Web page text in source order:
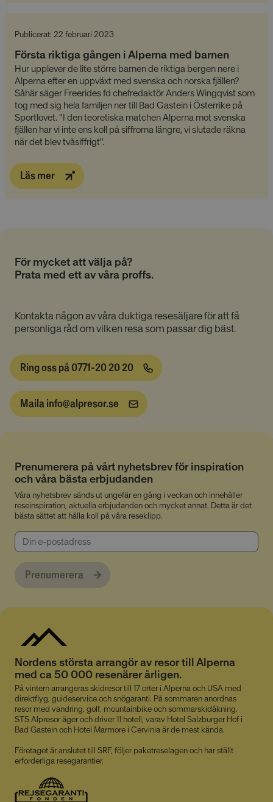
Publicerat: 22 februari 2023
Första riktiga gången i Alperna med barnen
Hur upplever de lite större barnen de riktiga bergen nere i
Alperna efter en uppväxt med svenska och norska fjällen?
Såhär säger Freerides fd chefredaktör Anders Wingqvist som
tog med sig hela familjen ner till Bad Gastein i Österrike på
Sportlovet. "I den teoretiska matchen Alperna mot svenska
fjällen har vi inte ens koll på siffrorna längre, vi slutade räkna
när det blev tvåsiffrigt".
Läs mer
För mycket att välja på?
Prata med ett av våra proffs.
Kontakta någon av våra duktiga resesäljare för att få
personliga råd om vilken resa som passar dig bäst.
Ring oss på 0771-20 20 20
Maila info@alpresor.se
Prenumerera på vårt nyhetsbrev för inspiration
och våra bästa erbjudanden
Våra nyhetsbrev sänds ut ungefär en gång i veckan och innehåller
reseinspiration, aktuella erbjudanden och mycket annat. Detta är det
bästa sättet att hålla koll på våra reseklipp.
Prenumerera
Nordens största arrangör av resor till Alperna
med ca 50 000 resenärer årligen.
På vintern arrangeras skidresor till 17 orter i Alperna och USA med
direktflyg, guideservice och snögaranti. På sommaren anordnas
resor med vandring, golf, mountainbike och sommarskidåkning.
STS Alpresor äger och driver 11 hotell, varav Hotel Salzburger Hof i
Bad Gastein och Hotel Marmore i Cervinia är de mest kända.
Företaget är anslutet till SRF, följer paketreselagen och har ställt
erforderliga resegarantier.